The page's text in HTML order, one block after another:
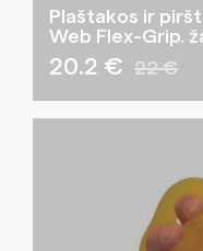
Plaštakos ir
Web Flex-Grip.
20.2 € 22 €